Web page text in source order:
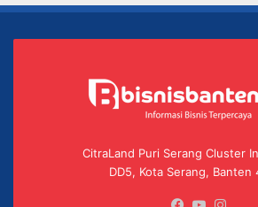
CitraLand Puri Serang Cluster
DD5, Kota Serang, Banten